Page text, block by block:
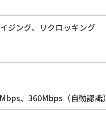
ジング、リクロッキング
、360Mbps（自動認識）